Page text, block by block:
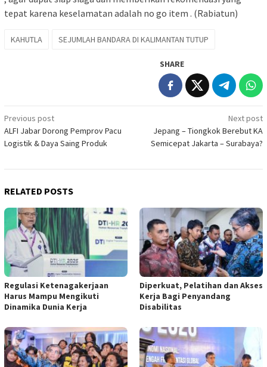
tepat karena keselamatan adalah no go item . (Rabiatun)
KAHUTLA SEJUMLAH BANDARA DI KALIMANTAN TUTUP
SHARE
Post
navigation
Previous post
ALFI Jabar Dorong Pemprov Pacu
Logistik & Daya Saing Produk
Next post
Jepang – Tiongkok Berebut KA
Semicepat Jakarta – Surabaya?
RELATED POSTS
Regulasi Ketenagakerjaan
Harus Mampu Mengikuti
Dinamika Dunia Kerja
Diperkuat, Pelatihan dan Akses
Kerja Bagi Penyandang
Disabilitas